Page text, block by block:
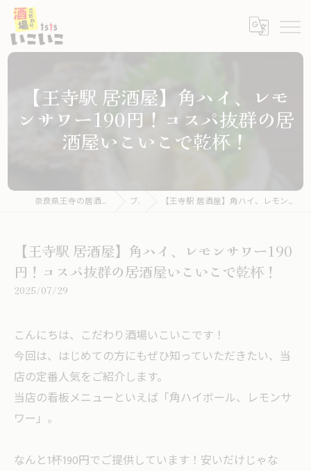
【王寺駅 居酒屋】角ハイ、レモ
ンサワー190円！コスパ抜群の居
酒屋いこいこで乾杯！
奈良県王寺の居酒屋ならこだわり酒場いこいこ ブログ 【王寺駅 居酒屋】角ハイ、レモンサワー190円！コスパ抜群の居酒屋いこいこで乾杯！
【王寺駅 居酒屋】角ハイ、レモンサワー190
円！コスパ抜群の居酒屋いこいこで乾杯！
2025/07/29
こんにちは、こだわり酒場いこいこです！
今回は、はじめての方にもぜひ知っていただきたい、当
店の定番人気をご紹介します。
当店の看板メニューといえば「角ハイボール、レモンサ
ワー」。
なんと1杯190円でご提供しています！安いだけじゃな